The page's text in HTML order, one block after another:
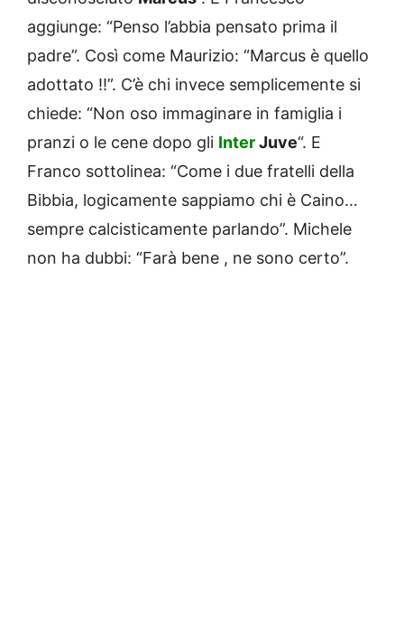
aggiunge: “Penso l’abbia pensato prima il
padre”. Così come Maurizio: “Marcus è quello
adottato !!”. C’è chi invece semplicemente si
chiede: “Non oso immaginare in famiglia i
pranzi o le cene dopo gli InterJuve“. E
Franco sottolinea: “Come i due fratelli della
Bibbia, logicamente sappiamo chi è Caino…
sempre calcisticamente parlando”. Michele
non ha dubbi: “Farà bene , ne sono certo”.